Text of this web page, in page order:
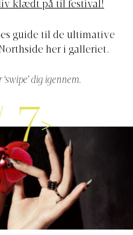
klædt på til festival!
guide til de ultimative
her i galleriet.
dig igennem.
7